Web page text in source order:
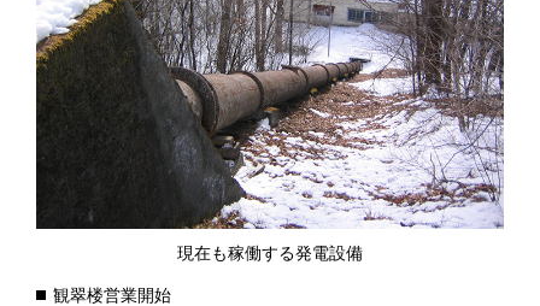
現在も稼働する発電設備
観翠楼営業開始